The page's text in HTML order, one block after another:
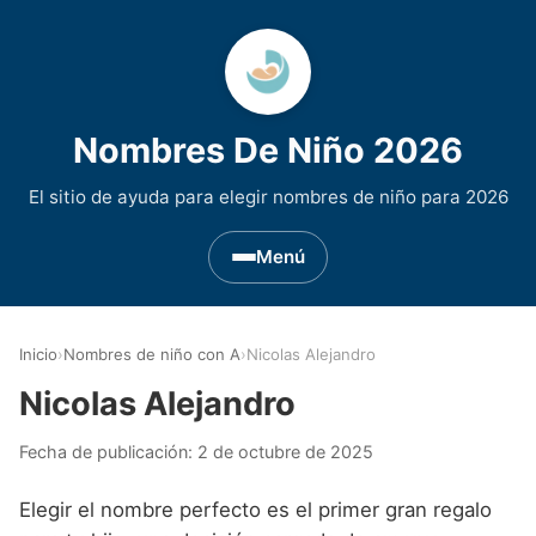
Nombres De Niño 2026
El sitio de ayuda para elegir nombres de niño para 2026
Menú
Nombres de niño que empiezan por B
Nombres de niño que empiezan por D
Nombres de Niño Asturianos
Nombres de Niño Celtas
Inicio›Nombres de niño con A›Nicolas Alejandro
Nicolas Alejandro
Fecha de publicación: 2 de octubre de 2025
Elegir el nombre perfecto es el primer gran regalo